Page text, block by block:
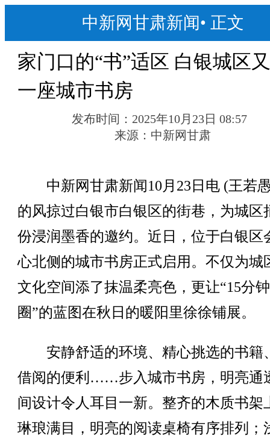
中新网甘肃新闻• 正文
家门口的“书”适区 白银城区
一座城市书房
发布时间： 2025年10月23日 08:57
来源： 中新网甘肃
中新网甘肃新闻10月23日电 (王若
的风掠过白银市白银区的街巷，为城区
份浸润墨香的邀约。近日，位于白银区
心北侧的城市书房正式启用。不仅为城
文化空间添了抹温柔亮色，更让“15分
圈”的蓝图在秋日的暖阳里徐徐铺展。
安静舒适的环境、精心挑选的书籍
借阅的便利……步入城市书房，明亮通
间设计令人耳目一新。整齐的木质书架
琳琅满目，明亮的阅读桌椅有序排列；